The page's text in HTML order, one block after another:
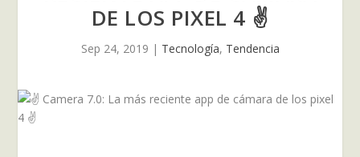
DE LOS PIXEL 4 ✌
Sep 24, 2019 | Tecnología, Tendencia